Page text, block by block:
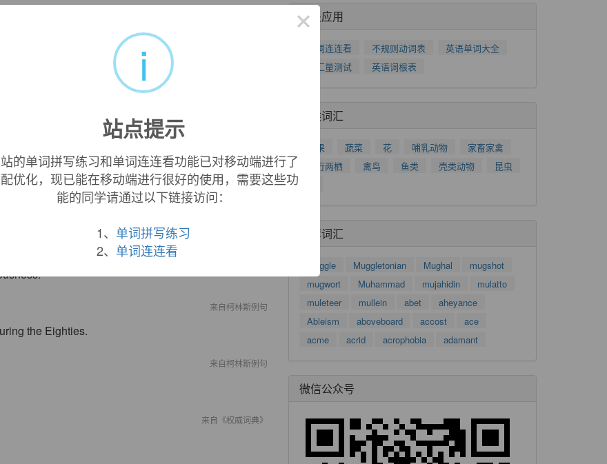
forfeiture of a legal right," from Middle French
(of time), falling into error," fromlabi
of the memory" is 1520s; that of "a falling away from
"to lose one's footing." Related:Lapsed;lapses;
来自柯林斯例句
the Eighties.
来自柯林斯例句
来自《权威词典》
相关应用
单词连连看 不规则动词表
英语单词大全
词汇量测试
英语词根表
分类词汇
水果 蔬菜 花 哺乳动物
家畜家禽
爬行两栖
禽鸟 鱼类 壳类动物
昆虫
推荐词汇
muggle Muggletonian Mughal
mugshot
mugwort
Muhammad mujahidin
mulatto
muleteer
mullein abet
aheyance
Ableism
aboveboard accost
ace
acme
acrid acrophobia adamant
微信公众号
×
i
站点提示
的单词拼写练习和单词连连看功能已对移动端进行了
优化，现已能在移动端进行很好的使用，需要这些功
能的同学请通过以下链接访问：
1、 单词拼写练习
2、 单词连连看